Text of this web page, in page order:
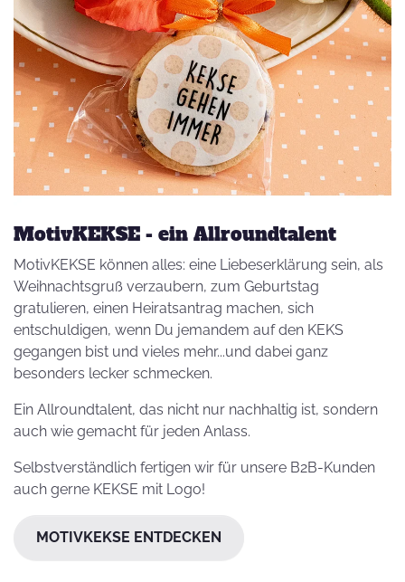
MotivKEKSE - ein Allroundtalent
MotivKEKSE können alles: eine Liebeserklärung sein, als
Weihnachtsgruß verzaubern, zum Geburtstag
gratulieren, einen Heiratsantrag machen, sich
entschuldigen, wenn Du jemandem auf den KEKS
gegangen bist und vieles mehr...und dabei ganz
besonders lecker schmecken.
Ein Allroundtalent, das nicht nur nachhaltig ist, sondern
auch wie gemacht für jeden Anlass.
Selbstverständlich fertigen wir für unsere B2B-Kunden
auch gerne KEKSE mit Logo!
MOTIVKEKSE ENTDECKEN